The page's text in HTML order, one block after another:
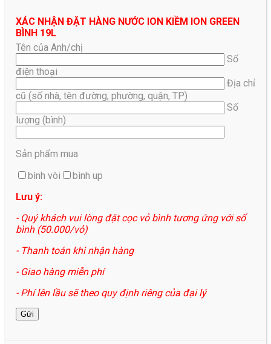
XÁC NHẬN ĐẶT HÀNG NƯỚC ION KIỀM ION GREEN
BÌNH 19L
Tên của Anh/chị
Số
điện thoại
Địa chỉ
cũ (số nhà, tên đường, phường, quận, TP)
Số
lượng (bình)
Sản phẩm mua
bình vòi
bình up
Lưu ý:
- Quý khách vui lòng đặt cọc vỏ bình tương ứng với số
bình (50.000/vỏ)
- Thanh toán khi nhận hàng
- Giao hàng miễn phí
- Phí lên lầu sẽ theo quy định riêng của đại lý